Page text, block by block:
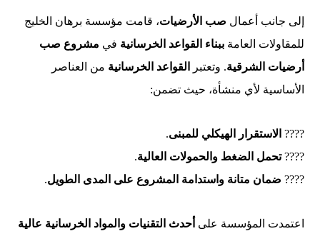
إلى جانب أعمال صب الأرضيات، قامت مؤسسة برهان الخليج
للمقاولات العامةببناء القواعد الخرسانية في مشروع صب
أرضيات الشرقية. وتعتبر القواعد الخرسانية من العناصر
الأساسية لأي منشأة، حيث تضمن:
???? الاستقرار الهيكلي للمبنى.
????تحمل الضغط والحمولات العالية.
???? ضمان متانة واستدامة المشروع على المدى الطويل.
اعتمدت المؤسسة على أحدث التقنيات والمواد الخرسانية عالية